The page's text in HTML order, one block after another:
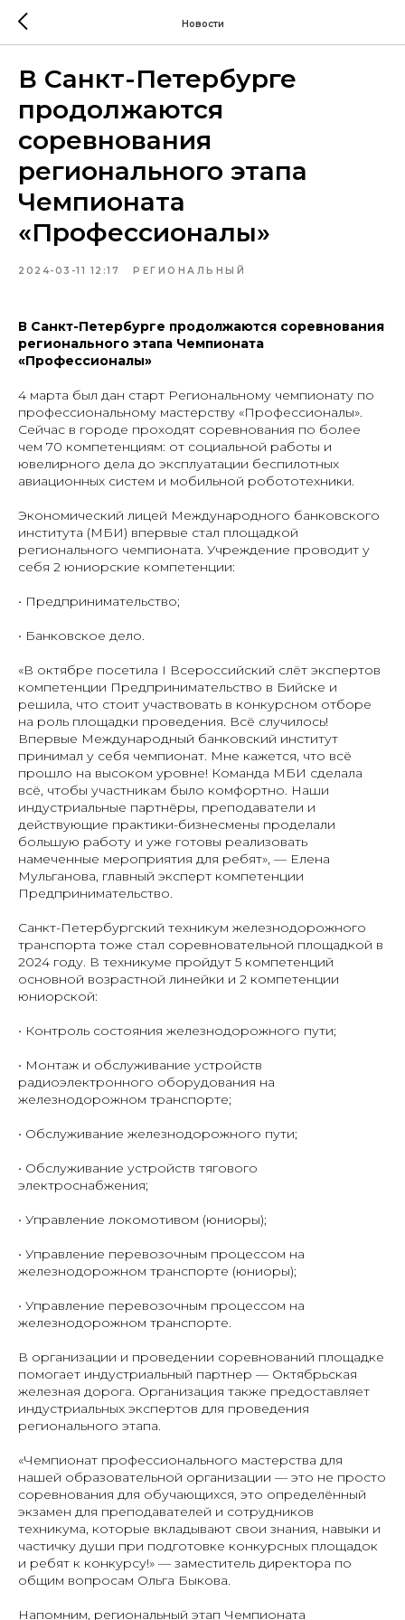
Новости
В Санкт-Петербурге
продолжаются
соревнования
регионального этапа
Чемпионата
«Профессионалы»
2024-03-11 12:17 РЕГИОНАЛЬНЫЙ
В Санкт-Петербурге продолжаются соревнования
регионального этапа Чемпионата
«Профессионалы»
4 марта был дан старт Региональному чемпионату по
профессиональному мастерству «Профессионалы».
Сейчас в городе проходят соревнования по более
чем 70 компетенциям: от социальной работы и
ювелирного дела до эксплуатации беспилотных
авиационных систем и мобильной робототехники.
Экономический лицей Международного банковского
института (МБИ) впервые стал площадкой
регионального чемпионата. Учреждение проводит у
себя 2 юниорские компетенции:
• Предпринимательство;
• Банковское дело.
«В октябре посетила I Всероссийский слёт экспертов
компетенции Предпринимательство в Бийске и
решила, что стоит участвовать в конкурсном отборе
на роль площадки проведения. Всё случилось!
Впервые Международный банковский институт
принимал у себя чемпионат. Мне кажется, что всё
прошло на высоком уровне! Команда МБИ сделала
всё, чтобы участникам было комфортно. Наши
индустриальные партнёры, преподаватели и
действующие практики-бизнесмены проделали
большую работу и уже готовы реализовать
намеченные мероприятия для ребят», — Елена
Мульганова, главный эксперт компетенции
Предпринимательство.
Санкт-Петербургский техникум железнодорожного
транспорта тоже стал соревновательной площадкой в
2024 году. В техникуме пройдут 5 компетенций
основной возрастной линейки и 2 компетенции
юниорской:
• Контроль состояния железнодорожного пути;
• Монтаж и обслуживание устройств
радиоэлектронного оборудования на
железнодорожном транспорте;
• Обслуживание железнодорожного пути;
• Обслуживание устройств тягового
электроснабжения;
• Управление локомотивом (юниоры);
• Управление перевозочным процессом на
железнодорожном транспорте (юниоры);
• Управление перевозочным процессом на
железнодорожном транспорте.
В организации и проведении соревнований площадке
помогает индустриальный партнер — Октябрьская
железная дорога. Организация также предоставляет
индустриальных экспертов для проведения
регионального этапа.
«Чемпионат профессионального мастерства для
нашей образовательной организации — это не просто
соревнования для обучающихся, это определённый
экзамен для преподавателей и сотрудников
техникума, которые вкладывают свои знания, навыки и
частичку души при подготовке конкурсных площадок
и ребят к конкурсу!» — заместитель директора по
общим вопросам Ольга Быкова.
Напомним, региональный этап Чемпионата